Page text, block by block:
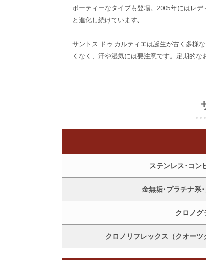
ポーティーなタイプも登場。2005年にはレ
と進化し続けています｡
サントス ドゥ カルティエは誕生が古く多様
くなく、汗や湿気には要注意です。定期的な
ステンレス･コン
金無垢･プラチナ系
クロノグ
クロノリフレックス（クオーツ